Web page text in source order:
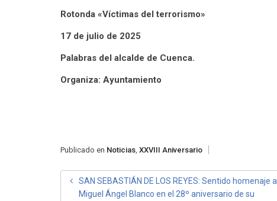
Rotonda «Víctimas del terrorismo»
17 de julio de 2025
Palabras del alcalde de Cuenca.
Organiza: Ayuntamiento
Publicado en Noticias, XXVIII Aniversario
NAVEGACIÓN
SAN SEBASTIÁN DE LOS REYES: Sentido homenaje a
Miguel Ángel Blanco en el 28º aniversario de su